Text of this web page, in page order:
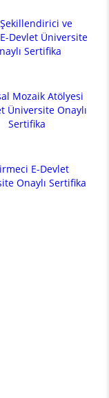
Şekillendirici ve
E-Devlet Üniversite
Sertifika
Mozaik Atölyesi
Üniversite Onaylı
Sertifika
E-Devlet
Onaylı Sertifika